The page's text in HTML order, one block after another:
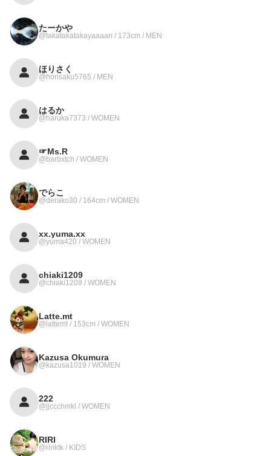
たーかや
@takatakatakayaaaan / 173cm / MEN
ほりさく
@horisaku5765 / MEN
はるか
@haruka7373 / WOMEN
☞Ms.R
@barbxtch / WOMEN
でらこ
@derako30 / 164cm / WOMEN
xx.yuma.xx
@yuma420 / WOMEN
chiaki1209
@chiaki1209 / WOMEN
Latte.mt
@lattemt / 153cm / WOMEN
Kazusa Okumura
@kazusa1019 / WOMEN
222
@jjccchmkl / WOMEN
RIRI
@ririktk / KIDS